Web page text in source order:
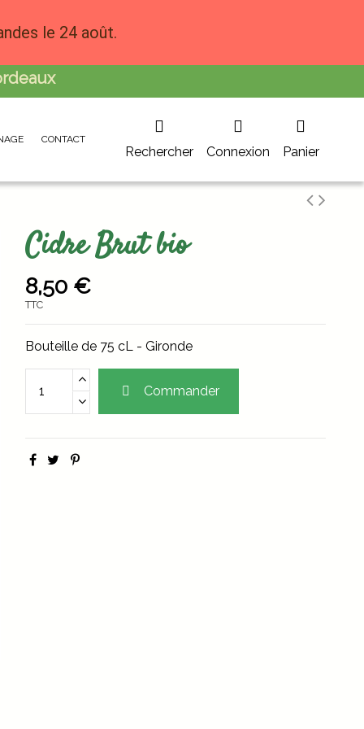
le 24 août.
CONTACT
Rechercher Connexion Panier
Cidre Brut bio
8,50 €
TTC
Bouteille de 75 cL - Gironde
Commander